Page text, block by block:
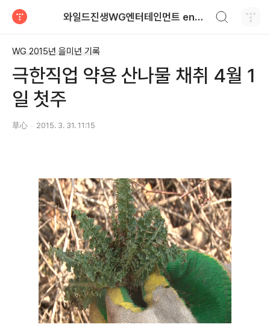
와일드진생WG엔터테인먼트 entertainment
WG 2015년 을미년 기록
극한직업 약용 산나물 채취 4월 1
일 첫주
草心 2015. 3. 31. 11:15